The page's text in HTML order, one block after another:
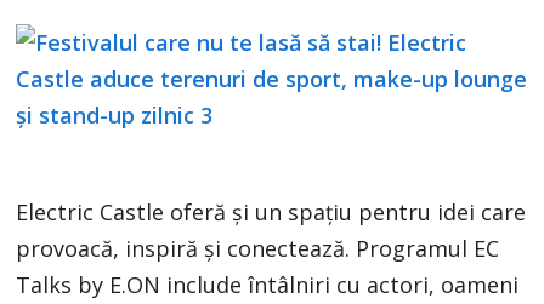
Electric Castle oferă și un spațiu pentru idei care
provoacă, inspiră și conectează. Programul EC
Talks by E.ON include întâlniri cu actori, oameni